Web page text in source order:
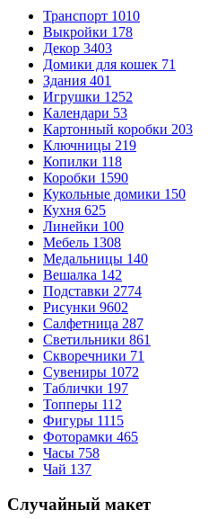
Транспорт 1010
Выкройки 178
Декор 3403
Домики для кошек 71
Здания 401
Игрушки 1252
Календари 53
Картонный коробки 203
Ключницы 219
Копилки 118
Коробки 1590
Кукольные домики 150
Кухня 625
Линейки 100
Мебель 1308
Медальницы 140
Вешалка 142
Подставки 2774
Рисунки 9602
Салфетница 287
Светильники 861
Скворечники 71
Сувениры 1072
Таблички 197
Топперы 112
Фигуры 1115
Фоторамки 465
Часы 758
Чай 137
Случайный макет